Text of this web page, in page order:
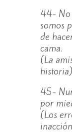
44- No
somos
de
cama.
(La
45-
por
(Los